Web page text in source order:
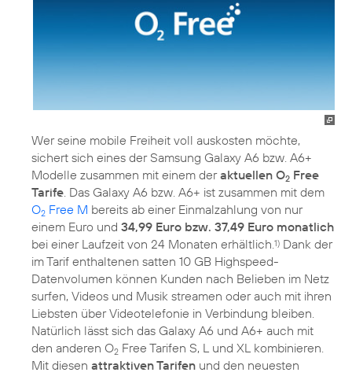
Wer seine mobile Freiheit voll auskosten möchte,
sichert sich eines der Samsung Galaxy A6 bzw. A6+
Modelle zusammen mit einem deraktuellen O2 Free
Tarife. Das Galaxy A6 bzw. A6+ ist zusammen mit dem
O2 Free M bereits ab einer Einmalzahlung von nur
einem Euro und 34,99 Euro bzw. 37,49 Euro monatlich
bei einer Laufzeit von 24 Monaten erhältlich.1) Dank der
im Tarif enthaltenen satten 10 GB Highspeed-
Datenvolumen können Kunden nach Belieben im Netz
surfen, Videos und Musik streamen oder auch mit ihren
Liebsten über Videotelefonie in Verbindung bleiben.
Natürlich lässt sich das Galaxy A6 und A6+ auch mit
den anderen O2 Free Tarifen S, L und XL kombinieren.
Mit diesen attraktiven Tarifen und den neuesten